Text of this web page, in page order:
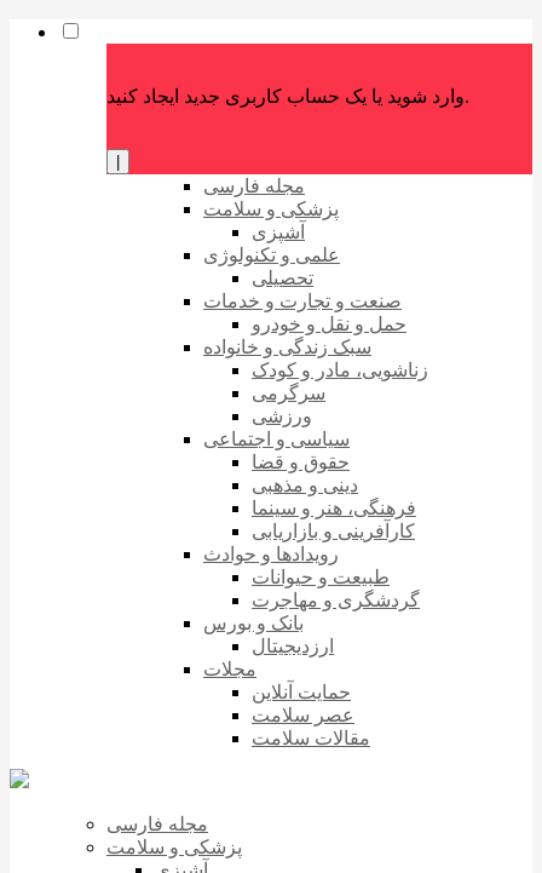
وارد شوید یا یک حساب کاربری جدید ایجاد کنید.
مجله فارسی
پزشکی و سلامت
آشپزی
علمی و تکنولوژی
تحصیلی
صنعت و تجارت و خدمات
حمل و نقل و خودرو
سبک زندگی و خانواده
زناشویی، مادر و کودک
سرگرمی
ورزشی
سیاسی و اجتماعی
حقوق و قضا
دینی و مذهبی
فرهنگی، هنر و سینما
کارآفرینی و بازاریابی
رویدادها و حوادث
طبیعت و حیوانات
گردشگری و مهاجرت
بانک و بورس
ارزدیجیتال
مجلات
حمایت آنلاین
عصر سلامت
مقالات سلامت
مجله فارسی
پزشکی و سلامت